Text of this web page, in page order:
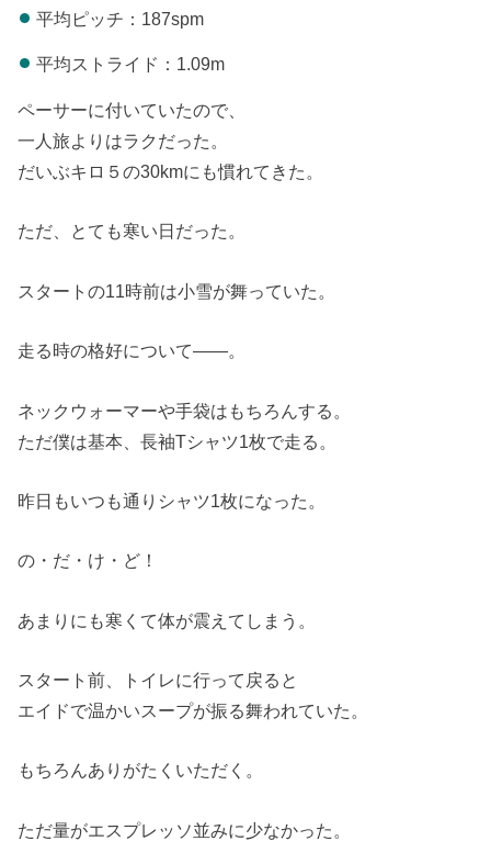
平均ピッチ：187spm
平均ストライド：1.09m
ペーサーに付いていたので、
一人旅よりはラクだった。
だいぶキロ５の30kmにも慣れてきた。
ただ、とても寒い日だった。
スタートの11時前は小雪が舞っていた。
走る時の格好について――。
ネックウォーマーや手袋はもちろんする。
ただ僕は基本、長袖Tシャツ1枚で走る。
昨日もいつも通りシャツ1枚になった。
の・だ・け・ど！
あまりにも寒くて体が震えてしまう。
スタート前、トイレに行って戻ると
エイドで温かいスープが振る舞われていた。
もちろんありがたくいただく。
ただ量がエスプレッソ並みに少なかった。